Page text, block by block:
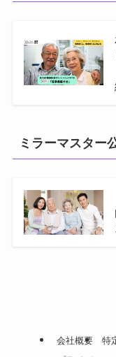
ミラーマスター
会社概要 特